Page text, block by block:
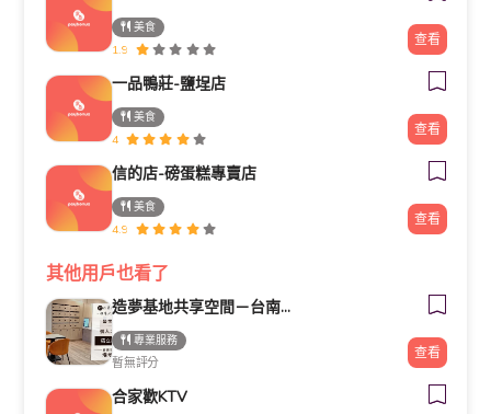
美食
1.9
查看
一品鴨莊-鹽埕店
美食
4
查看
信的店-磅蛋糕專賣店
美食
4.9
查看
其他用戶也看了
造夢基地共享空間－台南火車站站前館
專業服務
暫無評分
查看
合家歡KTV